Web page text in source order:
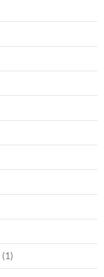
(1)